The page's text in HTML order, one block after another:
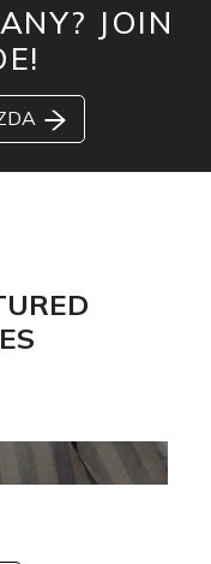
JOIN